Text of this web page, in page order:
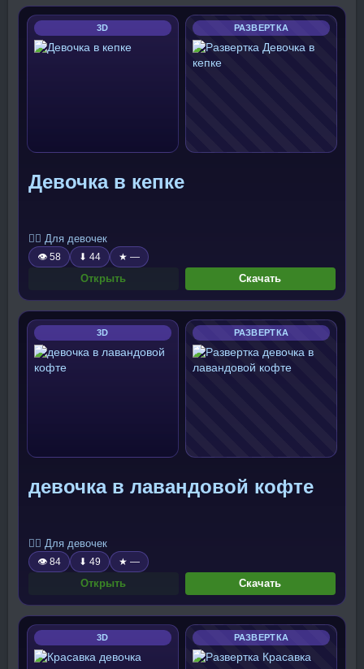
3D РАЗВЕРТКА
Девочка в кепке
🧍‍♀️ Для девочек
👁 58 ⬇ 44 ★ —
Открыть Скачать
3D РАЗВЕРТКА
девочка в лавандовой кофте
🧍‍♀️ Для девочек
👁 84 ⬇ 49 ★ —
Открыть Скачать
3D РАЗВЕРТКА